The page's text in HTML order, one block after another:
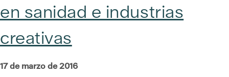
en sanidad e industrias
creativas
17 de marzo de 2016